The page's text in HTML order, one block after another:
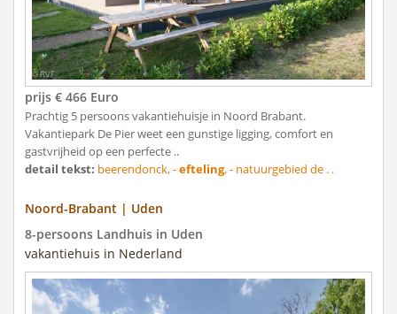
prijs € 466 Euro
Prachtig 5 persoons vakantiehuisje in Noord Brabant.
Vakantiepark De Pier weet een gunstige ligging, comfort en
gastvrijheid op een perfecte ..
detail tekst: beerendonck, -efteling, - natuurgebied de . .
Noord-Brabant | Uden
8-persoons Landhuis in Uden
vakantiehuis in Nederland